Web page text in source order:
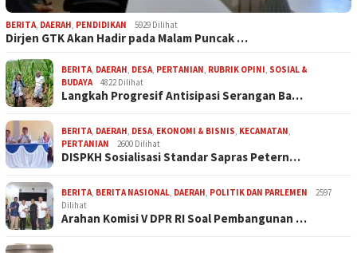
BERITA, DAERAH, PENDIDIKAN 5929 Dilihat
Dirjen GTK Akan Hadir pada Malam Puncak …
BERITA, DAERAH, DESA, PERTANIAN, RUBRIK OPINI, SOSIAL &
BUDAYA
4822 Dilihat
Langkah Progresif Antisipasi Serangan Ba…
BERITA, DAERAH, DESA, EKONOMI & BISNIS, KECAMATAN,
PERTANIAN
2600 Dilihat
DISPKH Sosialisasi Standar Sapras Petern…
BERITA, BERITA NASIONAL, DAERAH, POLITIK DAN PARLEMEN
2597
Dilihat
Arahan Komisi V DPR RI Soal Pembangunan …